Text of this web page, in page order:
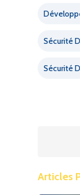
Sécurité
Sécurité
Articles